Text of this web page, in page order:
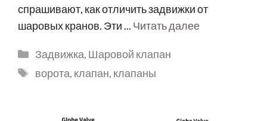
спрашивают, как отличить задвижки от
шаровых кранов. Эти ... Читать далее
Задвижка, Шаровой клапан
ворота, клапан, клапаны